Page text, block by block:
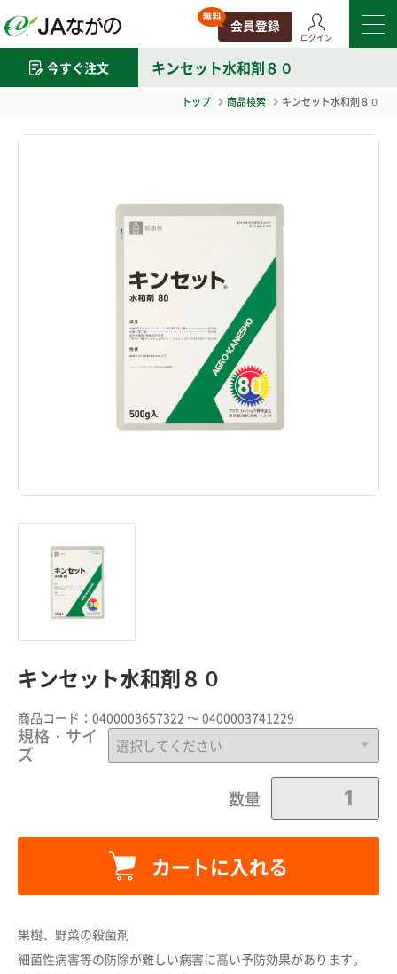
ログイン
今すぐ注文 キンセット水和剤８０
トップ 商品検索 キンセット水和剤８０
キンセット水和剤８０
商品コード： 0400003657322 ～ 0400003741229
規格・サイ
ズ
数量
カートに入れる
果樹、野菜の殺菌剤
細菌性病害等の防除が難しい病害に高い予防効果があります。